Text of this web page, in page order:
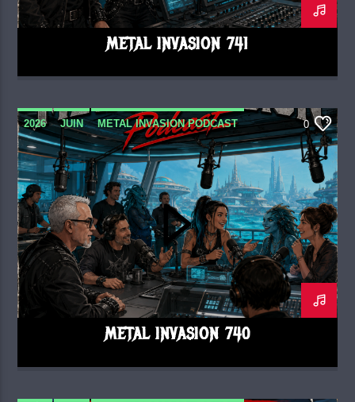
METAL INVASION 741
2026 JUIN METAL INVASION PODCAST 0
METAL INVASION 740